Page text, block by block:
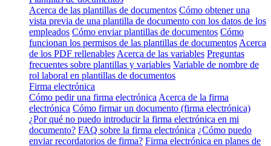
Acerca de las plantillas de documentos Cómo obtener una
vista previa de una plantilla de documento con los datos de los
empleados Cómo enviar plantillas de documentos Cómo
funcionan los permisos de las plantillas de documentos Acerca
de los PDF rellenables Acerca de las variables Preguntas
frecuentes sobre plantillas y variables Variable de nombre de
rol laboral en plantillas de documentos
Firma electrónica
Cómo pedir una firma electrónica Acerca de la firma
electrónica Cómo firmar un documento (firma electrónica)
¿Por qué no puedo introducir la firma electrónica en mi
documento? FAQ sobre la firma electrónica ¿Cómo puedo
enviar recordatorios de firma? Firma electrónica en planes de